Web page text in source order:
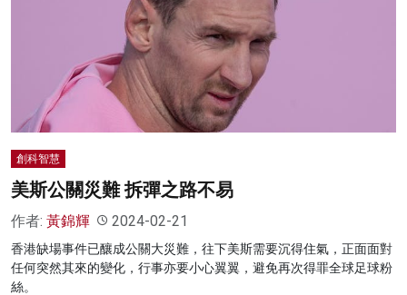
名家榜
灼見活動
創科智慧
美斯公關災難 拆彈之路不易
作者: 黃錦輝 2024-02-21
香港缺場事件已釀成公關大災難，往下美斯需要沉得住氣，正面面對
任何突然其來的變化，行事亦要小心翼翼，避免再次得罪全球足球粉
絲。